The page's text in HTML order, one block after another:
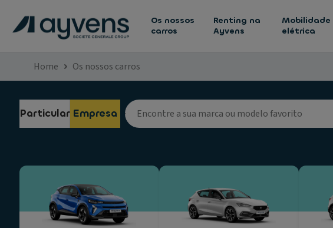
Os nossos
carros
Renting na
Ayvens
Mobilidade
elétrica
Home Os nossos carros
Particular Empresa